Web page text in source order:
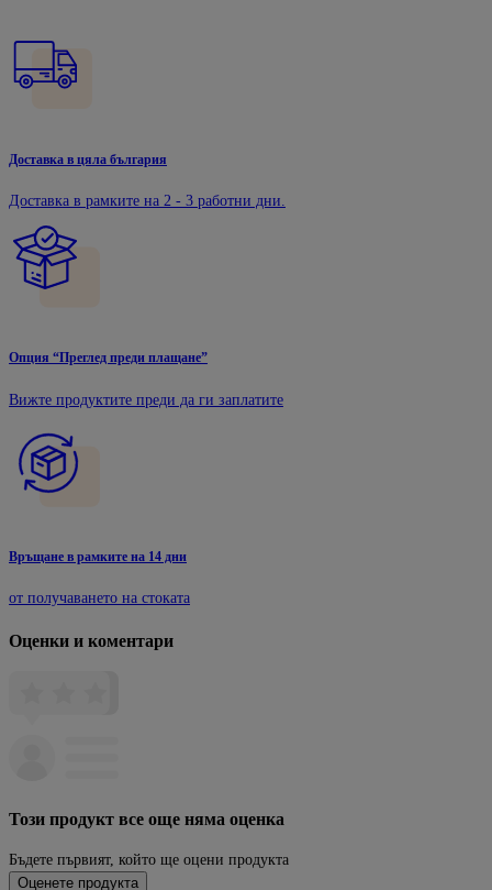
Доставка в цяла българия
Доставка в рамките на 2 - 3 работни дни.
Опция “Преглед преди плащане”
Вижте продуктите преди да ги заплатите
Връщане в рамките на 14 дни
от получаването на стоката
Оценки и коментари
Този продукт все още няма оценка
Бъдете първият, който ще оцени продукта
Оценете продукта